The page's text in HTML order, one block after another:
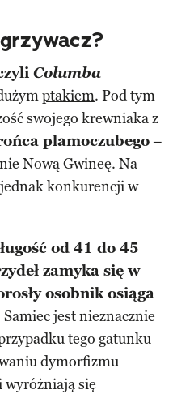
Columba
ptakiem. Pod tym
swojego krewniaka z
plamoczubego–
Nową Gwineę. Na
konkurencji w
od 41 do 45
zamyka się w
osobnik osiąga
Samiec jest nieznacznie
tego gatunku
dymorfizmu
wyróżniają się